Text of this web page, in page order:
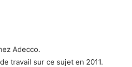
Adecco.
travail sur ce sujet en 2011.